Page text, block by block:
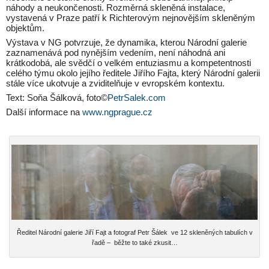
náhody a neukončenosti. Rozměrná skleněná instalace,
vystavená v Praze patří k Richterovým nejnovějším skleněným
objektům.
Výstava v NG potvrzuje, že dynamika, kterou Národní galerie
zaznamenává pod nynějším vedením, není náhodná ani
krátkodobá, ale svědčí o velkém entuziasmu a kompetentnosti
celého týmu okolo jejího ředitele Jiřího Fajta, který Národní galerii
stále více ukotvuje a zviditelňuje v evropském kontextu.
Text: Soňa Šálková, foto©PetrSalek.com
Další informace na www.ngprague.cz
Ředitel Národní galerie Jiří Fajt a fotograf Petr Šálek ve 12 skleněných tabulích v
řadě – běžte to také zkusit…